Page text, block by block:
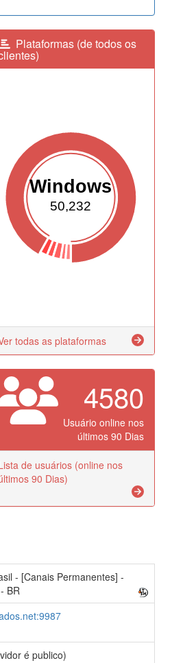
Plataformas (de todos os
Windows
50,232
todas as plataformas
4580
Usuário online nos
últimos 90 Dias
de usuários (online nos
90 Dias)
- [Canais Permanentes] -
BR
é publico)